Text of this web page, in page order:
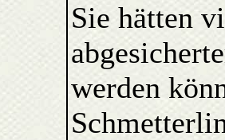
Sie hätten
werden